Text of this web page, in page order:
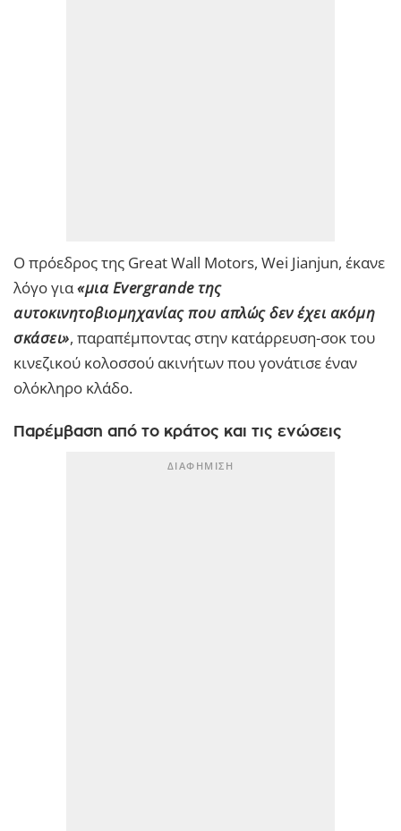
Ο πρόεδρος της Great Wall Motors, Wei Jianjun, έκανε
λόγο για«μια Evergrande της
αυτοκινητοβιομηχανίας που απλώς δεν έχει ακόμη
σκάσει», παραπέμποντας στην κατάρρευση-σοκ του
κινεζικού κολοσσού ακινήτων που γονάτισε έναν
ολόκληρο κλάδο.
Παρέμβαση από το κράτος και τις ενώσεις